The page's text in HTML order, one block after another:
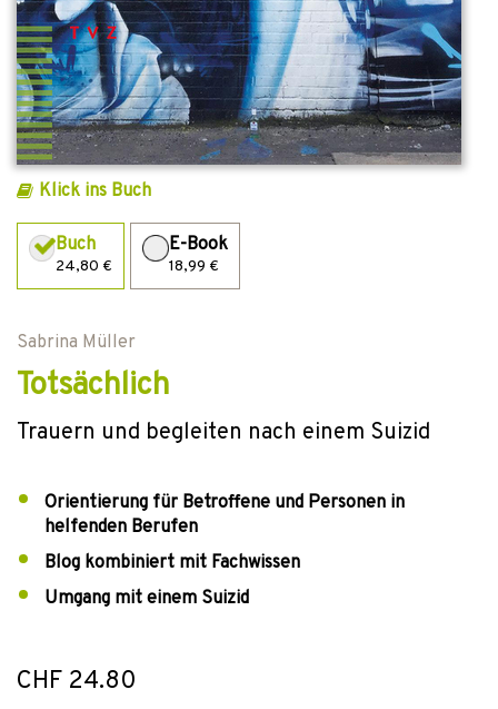
Klick ins Buch
Buch
24,80 €
E-Book
18,99 €
Sabrina Müller
Totsächlich
Trauern und begleiten nach einem Suizid
Orientierung für Betroffene und Personen in
helfenden Berufen
Blog kombiniert mit Fachwissen
Umgang mit einem Suizid
CHF 24.80